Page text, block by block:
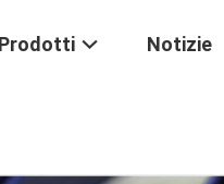
Notizie